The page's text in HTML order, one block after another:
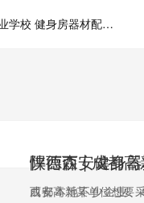
悍德森丨郫县某职业学校 健身房器材配置方案 案例
陕西西安健身
西安本地不少企业
成都高新某单位想要